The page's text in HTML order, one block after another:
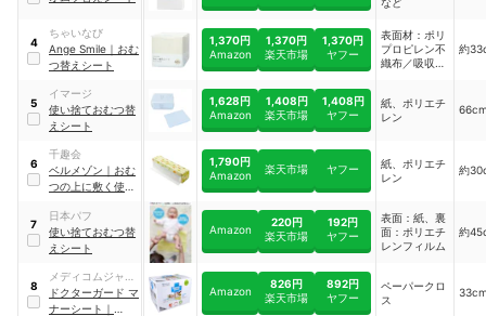
4
ちゃいなび
Ange Smile ｜ おむ
つ替えシート
1,370円
Amazon
1,370円
楽天市場
1,370円
ヤフー
表面材：ポリ
プロピレン不
織布／吸収
吸収性ポリマ
―／防水材：
約
5
イマージ
使い捨ておむつ替
えシート
1,628円
Amazon
1,408円
楽天市場
1,408円
ヤフー
紙、ポリエチ
レン
6
千趣会
ベルメゾン ｜ おむ
つの上に敷く使い
1,790円
Amazon
楽天市場 ヤフー
紙、ポリエチ
レン
約
7
日本パフ
使い捨ておむつ替
えシート
Amazon
220円
楽天市場
192円
ヤフー
表面：紙、裏
面：ポリエチ
レンフィルム
約
8
メディコムジャパ
ン
ドクターガード マ
ナーシート ｜
Amazon
826円
楽天市場
892円
ヤフー
ペーパークロ
ス